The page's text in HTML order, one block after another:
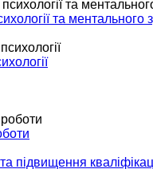
та ментального
підвищення